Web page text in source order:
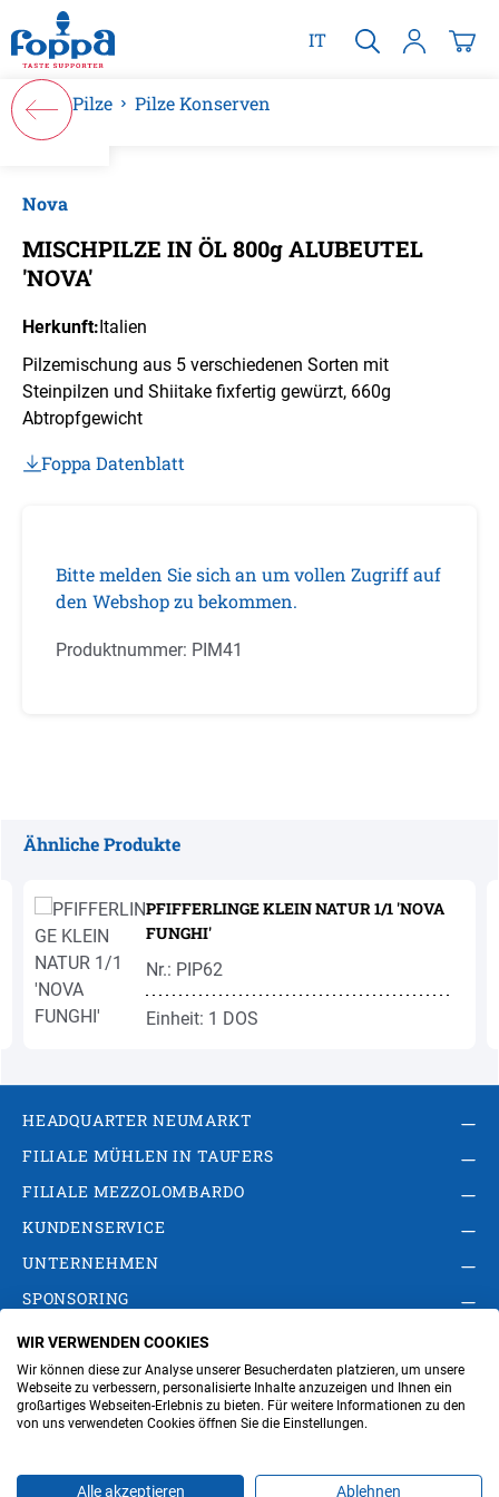
springen
IT
Pilze Pilze Konserven
Nova
MISCHPILZE IN ÖL 800g ALUBEUTEL
'NOVA'
Herkunft:Italien
Pilzemischung aus 5 verschiedenen Sorten mit
Steinpilzen und Shiitake fixfertig gewürzt, 660g
Abtropfgewicht
Foppa Datenblatt
Bitte melden Sie sich an um vollen Zugriff auf
den Webshop zu bekommen.
Produktnummer: PIM41
Ähnliche Produkte
PFIFFERLINGE KLEIN NATUR 1/1 'NOVA
FUNGHI'
Nr.: PIP62
Einheit: 1 DOS
HEADQUARTER NEUMARKT
FILIALE MÜHLEN IN TAUFERS
FILIALE MEZZOLOMBARDO
KUNDENSERVICE
UNTERNEHMEN
SPONSORING
AGB Privacy Policy
Impressum
Cookie-Einstellungen ändern
Verwaltung
WIR VERWENDEN COOKIES
Wir können diese zur Analyse unserer Besucherdaten platzieren, um unsere
Webseite zu verbessern, personalisierte Inhalte anzuzeigen und Ihnen ein
großartiges Webseiten-Erlebnis zu bieten. Für weitere Informationen zu den
von uns verwendeten Cookies öffnen Sie die Einstellungen.
Alle akzeptieren Ablehnen